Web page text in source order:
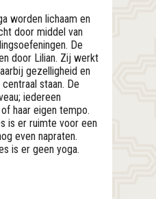
worden lichaam en
door middel van
De
door Lilian. Zij werkt
gezelligheid en
staan. De
iedereen
haar eigen tempo.
is er ruimte voor een
even napraten.
is er geen yoga.